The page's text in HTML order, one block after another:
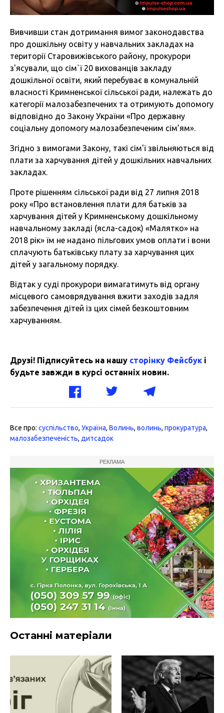
Вивчивши стан дотримання вимог законодавства
про дошкільну освіту у навчальних закладах на
території Старовижівського району, прокурори
з'ясували, що сім`ї 20 вихованців закладу
дошкільної освіти, який перебуває в комунальній
власності Кримненської сільської ради, належать до
категорії малозабезпечених та отримують допомогу
відповідно до Закону України «Про державну
соціальну допомогу малозабезпеченим сім’ям».
Згідно з вимогами Закону, такі сім'ї звільняються від
плати за харчування дітей у дошкільних навчальних
закладах.
Проте рішенням сільської ради від 27 липня 2018
року «Про встановлення плати для батьків за
харчування дітей у Кримненському дошкільному
навчальному закладі (ясла-садок) «Малятко» на
2018 рік» їм не надано пільгових умов оплати і вони
сплачують батьківську плату за харчування цих
дітей у загальному порядку.
Відтак у суді прокурори вимагатимуть від органу
місцевого самоврядування вжити заходів задля
забезпечення дітей із цих сімей безкоштовним
харчуванням.
Друзі! Підписуйтесь на нашу сторінку Фейсбук і
будьте завжди в курсі останніх новин.
Все про: суспільство, Україна, Волинь, волинь, прокуратура,
малозабезпеченість, дитсадок
РЕКЛАМА
Останні матеріали